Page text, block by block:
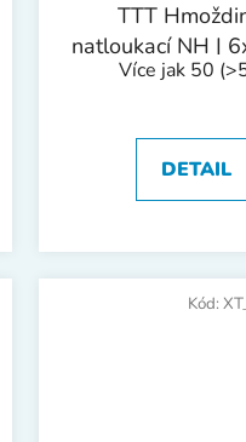
TTT
natloukací NH |
1bal/
Více jak 50
DETAIL
Kód: